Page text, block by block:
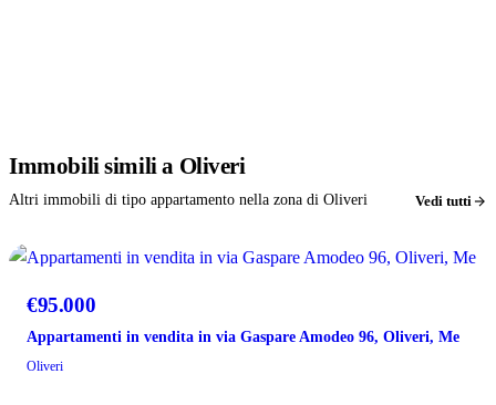
Immobilisimili a Oliveri
Altri immobili di tipo appartamento nella zona di Oliveri Vedi tutti
VENDITA
€95.000
Appartamenti in vendita in via Gaspare Amodeo 96, Oliveri, Me
Oliveri